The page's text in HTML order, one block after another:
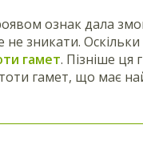
ознак дала
зникати.
гамет. Пізніше ця
гамет, що має